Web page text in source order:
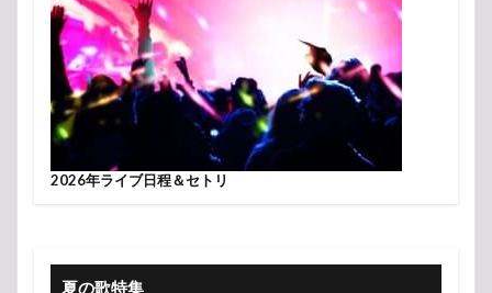
2026年ライブ日程＆セトリ
夏の歌特集